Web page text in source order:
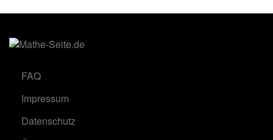
FAQ
Impressum
Datenschutz